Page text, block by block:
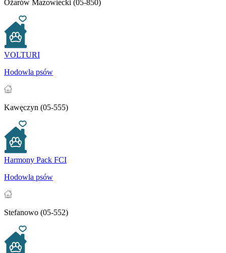
Ożarów Mazowiecki (05-850)
VOLTURI
Hodowla psów
Kawęczyn (05-555)
Harmony Pack FCI
Hodowla psów
Stefanowo (05-552)